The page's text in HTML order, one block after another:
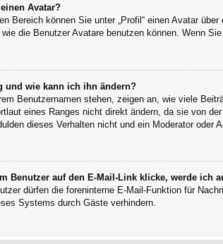
Avatar?
Bereich können Sie unter „Profil“ einen Avatar
die Benutzer Avatare benutzen können. Wenn
und wie kann ich ihn ändern?
Benutzernamen stehen, zeigen an, wie viele
eines Ranges nicht direkt ändern, da sie von
dieses Verhalten nicht und ein Moderator oder
Benutzer auf den E-Mail-Link klicke, werde ich
dürfen die foreninterne E-Mail-Funktion für
Systems durch Gäste verhindern.